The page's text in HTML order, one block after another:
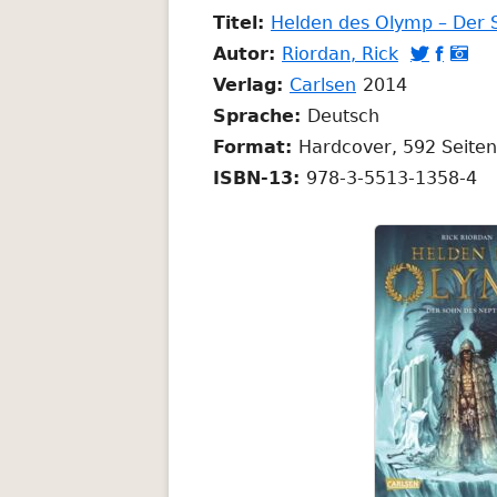
Titel: Helden des Olymp – Der
Autor: Riordan, Rick In
neuem
öffnen
 In
öffnen
 In
öffnen

Verlag: Carlsen In
neuem
Fenster
öffnen
2014
Sprache: Deutsch
Format: Hardcover, 592 Seiten
ISBN-13: 978-3-5513-1358-4